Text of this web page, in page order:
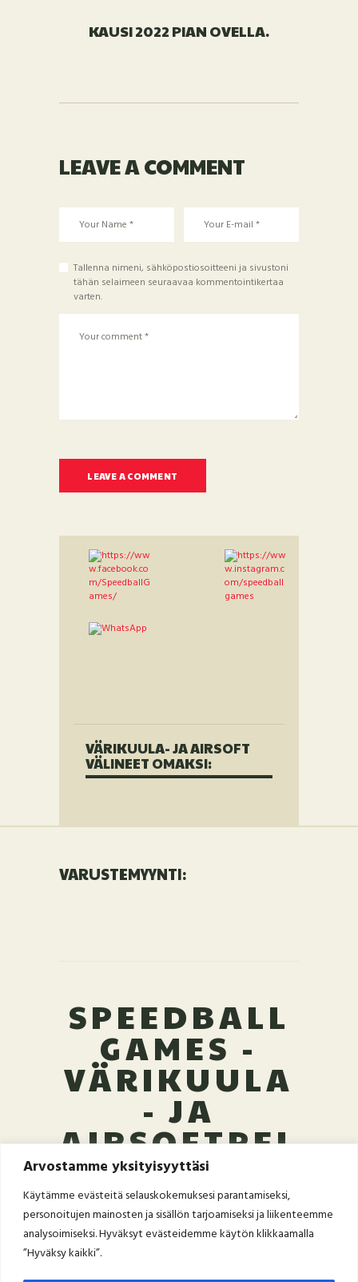
Arvostamme yksityisyyttäsi
Käytämme evästeitä selauskokemuksesi parantamiseksi,
personoitujen mainosten ja sisällön tarjoamiseksi ja liikenteemme
analysoimiseksi. Hyväksyt evästeidemme käytön klikkaamalla
”Hyväksy kaikki”.
KAUSI 2022 PIAN OVELLA.
LEAVE A COMMENT
Tallenna nimeni, sähköpostiosoitteeni ja sivustoni
tähän selaimeen seuraavaa kommentointikertaa
varten.
VÄRIKUULA- JA AIRSOFT
VÄLINEET OMAKSI:
VARUSTEMYYNTI:
SPEEDBALL
GAMES -
VÄRIKUULA
- JA
AIRSOFTPEL
IT JA
VARUSTEET
-